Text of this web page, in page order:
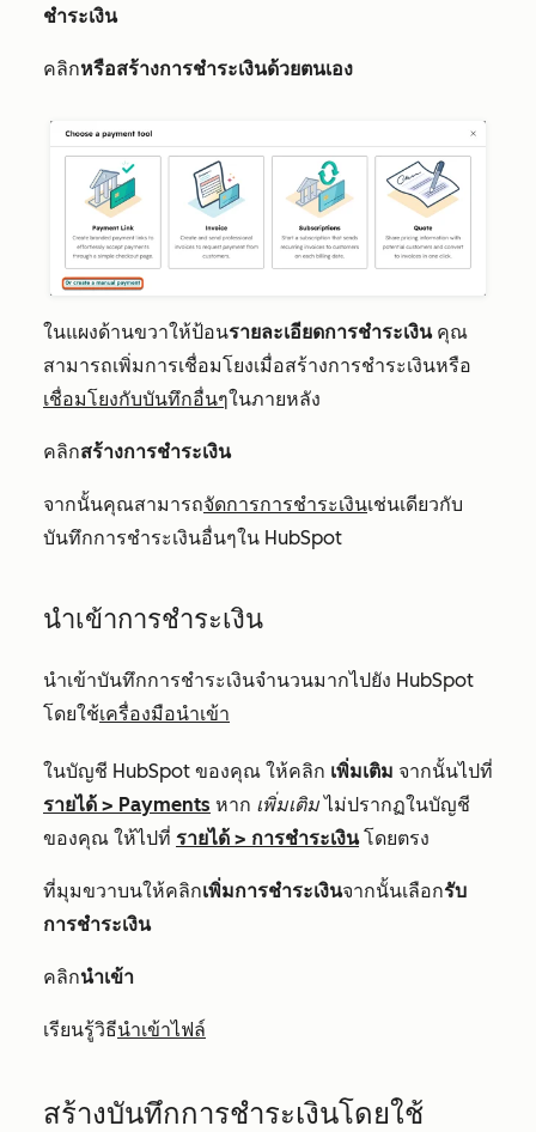
ชำระเงิน
คลิกหรือสร้างการชำระเงินด้วยตนเอง
ในแผงด้านขวาให้ป้อนรายละเอียดการชำระเงินคุณ
สามารถเพิ่มการเชื่อมโยงเมื่อสร้างการชำระเงินหรือ
เชื่อมโยงกับบันทึกอื่นๆในภายหลัง
คลิกสร้างการชำระเงิน
จากนั้นคุณสามารถจัดการการชำระเงินเช่นเดียวกับ
บันทึกการชำระเงินอื่นๆใน HubSpot
นำเข้าการชำระเงิน
นำเข้าบันทึกการชำระเงินจำนวนมากไปยัง HubSpot
โดยใช้เครื่องมือนำเข้า
ในบัญชี HubSpot ของคุณ ให้คลิก เพิ่มเติม จากนั้นไปที่
รายได้ > Payments หาก เพิ่มเติมไม่ปรากฏในบัญชี
ของคุณ ให้ไปที่ รายได้ > การชำระเงินโดยตรง
ที่มุมขวาบนให้คลิกเพิ่มการชำระเงินจากนั้นเลือกรับ
การชำระเงิน
คลิกนำเข้า
เรียนรู้วิธีนำเข้าไฟล์
สร้างบันทึกการชำระเงินโดยใช้